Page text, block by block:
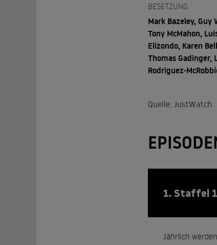
BESETZUNG
Mark Bazeley, Guy
Tony McMahon,
Elizondo, Karen
Thomas Gadinger,
Rodriguez-
Quelle: JustWatch
1. Staffel 1
Jährlich